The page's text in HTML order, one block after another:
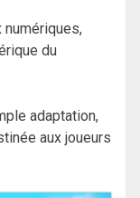
numériques,
du
adaptation,
aux joueurs